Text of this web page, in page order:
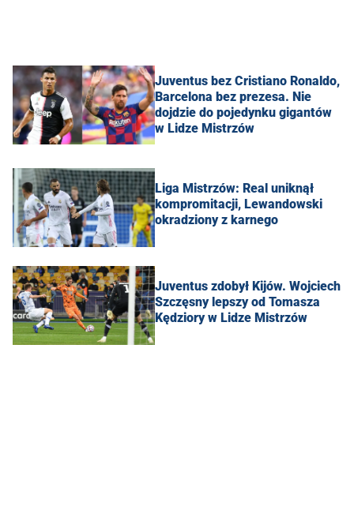
Juventus bez Cristiano Ronaldo,
Barcelona bez prezesa. Nie
dojdzie do pojedynku gigantów
w Lidze Mistrzów
Liga Mistrzów: Real uniknął
kompromitacji, Lewandowski
okradziony z karnego
Juventus zdobył Kijów. Wojciech
Szczęsny lepszy od Tomasza
Kędziory w Lidze Mistrzów